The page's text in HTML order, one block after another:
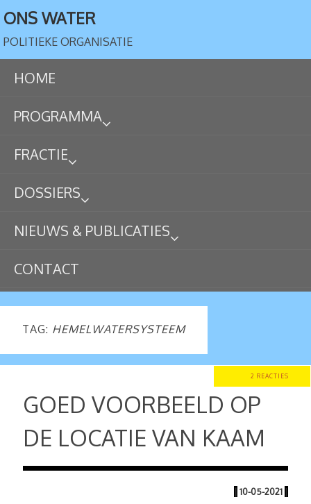
ONS WATER
POLITIEKE ORGANISATIE
HOME
PROGRAMMA
FRACTIE
DOSSIERS
NIEUWS & PUBLICATIES
CONTACT
TAG: HEMELWATERSYSTEEM
2 REACTIES
GOED VOORBEELD OP
DE LOCATIE VAN KAAM
| 10-05-2021 |